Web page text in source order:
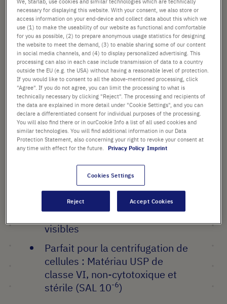
POINTS FORTS
stériles, clairs avec capuchons
à vis HDPE vert
Surface d'écriture blanche et
graduations imprimées bien
visibles
Parfait pour la centrifugation de
cellules : Matériau USP de
classe VI, non-cytotoxique et
stérile (SAL 10-6)
à partir de 72,68 €
au lieu de 191,25 €
Prix remisé indiqué. [*hors TVA et frais de port]
- +
Ajouter
au
panier
necessary for displaying this website. With your consent, we also store or
access information on your end-device and collect data about this which we
use (1) to make the useability of our website as functional and comfortable
for you as possible, (2) to prepare anonymous usage statistics for designing
the website to meet the demand, (3) to enable sharing some of our content
in social media channels, and (4) to display personalized advertising. This
processing can also in each case include transmission of data to a country
outside the EU (e.g. the USA) without having a reasonable level of protection.
If you would like to consent to all the above-mentioned processing, click
"Agree". If you do not agree, you can limit the processing to what is
technically necessary by clicking "Reject". The processing and recipients of
the data are explained in more detail under "Cookie Settings", and you can
declare a differentiated consent for individual purposes of the processing.
You will also find there or in ourCookie Info a list of all used cookies and
similar technologies. You will find additional information in our Data
Protection Statement, also concerning your right to revoke your consent at
any time with effect for the future.
Privacy Policy Imprint
Cookies Settings
Reject Accept Cookies